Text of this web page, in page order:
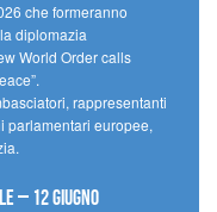
che formeranno
diplomazia
World Order calls
rappresentanti
parlamentari europee,
– 12 giugno